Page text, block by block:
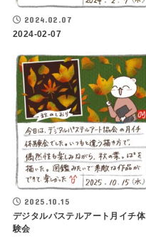
2024.02.07
2024-02-07
2025.10.15
デジタルパステルアート月イチ体
験会